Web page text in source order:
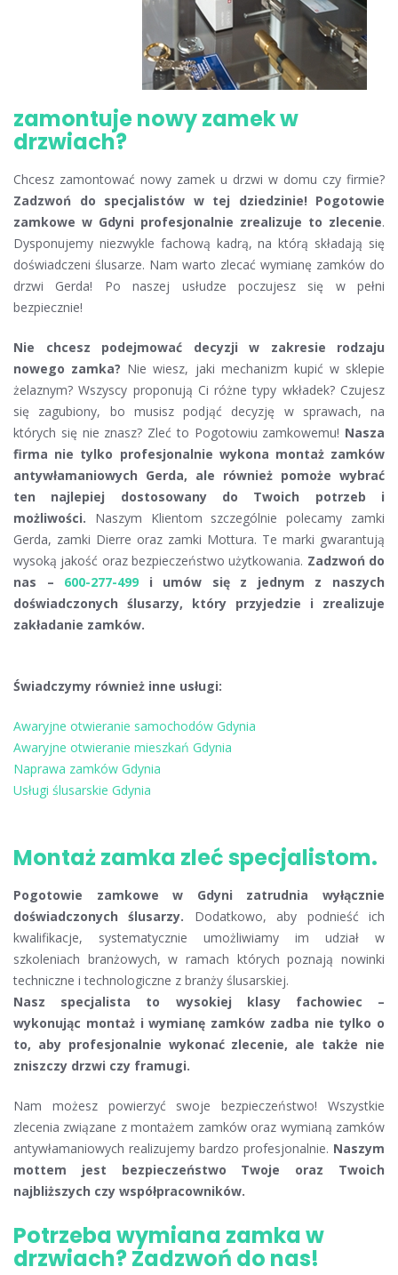
zamontuje nowy zamek w
drzwiach?
Chcesz zamontować nowy zamek u drzwi w domu czy firmie?
Zadzwoń do specjalistów w tej dziedzinie! Pogotowie
zamkowe w Gdyni profesjonalnie zrealizuje to zlecenie.
Dysponujemy niezwykle fachową kadrą, na którą składają się
doświadczeni ślusarze. Nam warto zlecać wymianę zamków do
drzwi Gerda! Po naszej usłudze poczujesz się w pełni
bezpiecznie!
Nie chcesz podejmować decyzji w zakresie rodzaju
nowego zamka? Nie wiesz, jaki mechanizm kupić w sklepie
żelaznym? Wszyscy proponują Ci różne typy wkładek? Czujesz
się zagubiony, bo musisz podjąć decyzję w sprawach, na
których się nie znasz? Zleć to Pogotowiu zamkowemu! Nasza
firma nie tylko profesjonalnie wykona montaż zamków
antywłamaniowych Gerda, ale również pomoże wybrać
ten najlepiej dostosowany do Twoich potrzeb i
możliwości. Naszym Klientom szczególnie polecamy zamki
Gerda, zamki Dierre oraz zamki Mottura. Te marki gwarantują
wysoką jakość oraz bezpieczeństwo użytkowania. Zadzwoń do
nas – 600-277-499 i umów się z jednym z naszych
doświadczonych ślusarzy, który przyjedzie i zrealizuje
zakładanie zamków.
Świadczymy również inne usługi:
Awaryjne otwieranie samochodów Gdynia
Awaryjne otwieranie mieszkań Gdynia
Naprawa zamków Gdynia
Usługi ślusarskie Gdynia
Montaż zamka zleć specjalistom.
Pogotowie zamkowe w Gdyni zatrudnia wyłącznie
doświadczonych ślusarzy. Dodatkowo, aby podnieść ich
kwalifikacje, systematycznie umożliwiamy im udział w
szkoleniach branżowych, w ramach których poznają nowinki
techniczne i technologiczne z branży ślusarskiej.
Nasz specjalista to wysokiej klasy fachowiec –
wykonując montaż i wymianę zamków zadba nie tylko o
to, aby profesjonalnie wykonać zlecenie, ale także nie
zniszczy drzwi czy framugi.
Nam możesz powierzyć swoje bezpieczeństwo! Wszystkie
zlecenia związane z montażem zamków oraz wymianą zamków
antywłamaniowych realizujemy bardzo profesjonalnie. Naszym
mottem jest bezpieczeństwo Twoje oraz Twoich
najbliższych czy współpracowników.
Potrzeba wymiana zamka w
drzwiach? Zadzwoń do nas!